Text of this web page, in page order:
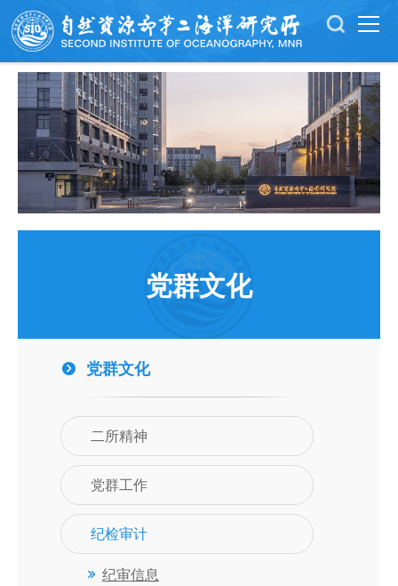
党群文化
党群文化
二所精神
党群工作
纪检审计
纪审信息